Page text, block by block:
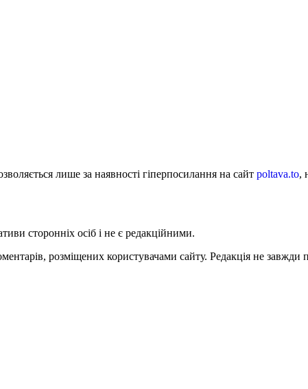
лише за наявності гіперпосилання на сайт poltava.to,
сторонніх осіб і не є редакційними.
розміщених користувачами сайту. Редакція не завжди